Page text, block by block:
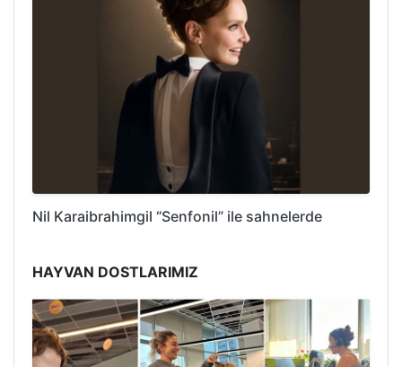
Nil Karaibrahimgil “Senfonil” ile sahnelerde
HAYVAN DOSTLARIMIZ